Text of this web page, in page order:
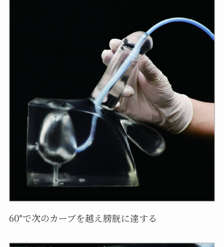
60°で次のカーブを越え膀胱に達する